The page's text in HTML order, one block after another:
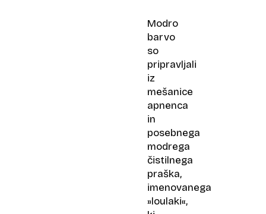
Modro
barvo
so
pripravljali
iz
mešanice
apnenca
in
posebnega
modrega
čistilnega
praška,
imenovanega
»loulaki«,